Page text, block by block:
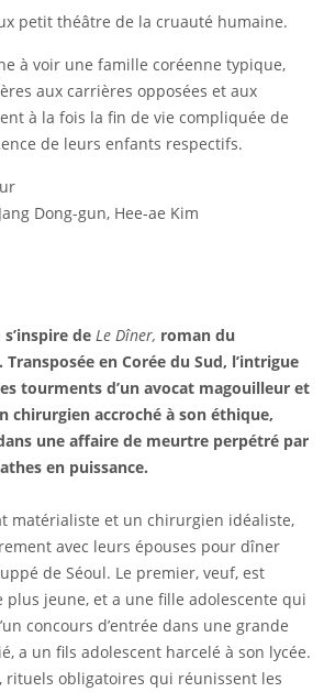
petit théâtre de la cruauté humaine.
à voir une famille coréenne typique,
aux carrières opposées et aux
à la fois la fin de vie compliquée de
de leurs enfants respectifs.
Dong-gun, Hee-ae Kim
de Le Dîner, roman du
Transposée en Corée du Sud, l’intrigue
tourments d’un avocat magouilleur et
chirurgien accroché à son éthique,
une affaire de meurtre perpétré par
en puissance.
matérialiste et un chirurgien idéaliste,
avec leurs épouses pour dîner
de Séoul. Le premier, veuf, est
plus jeune, et a une fille adolescente qui
concours d’entrée dans une grande
a un fils adolescent harcelé à son lycée.
rituels obligatoires qui réunissent les